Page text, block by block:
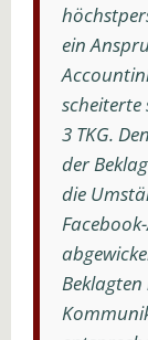
ein
scheiterte
3 TKG.
der
die